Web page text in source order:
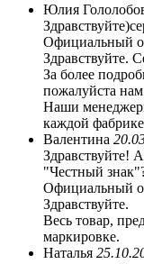
Юлия
Официальный
Здравствуйте.
За более
пожалуйста
Наши
каждой
Валентина
Здравствуйте!
"Честный
Официальный
Здравствуйте.
Весь товар,
маркировке.
Наталья